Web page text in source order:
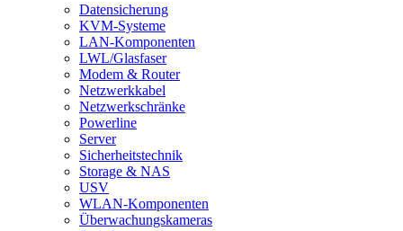
Datensicherung
KVM-Systeme
LAN-Komponenten
LWL/Glasfaser
Modem & Router
Netzwerkkabel
Netzwerkschränke
Powerline
Server
Sicherheitstechnik
Storage & NAS
USV
WLAN-Komponenten
Überwachungskameras